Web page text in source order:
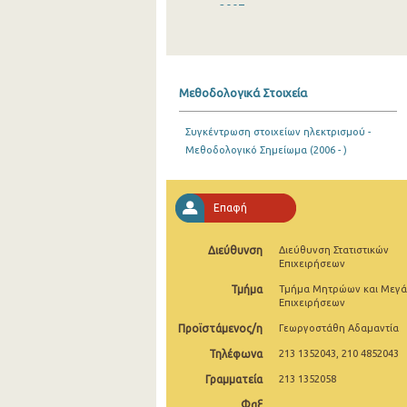
2007
2003
2001
1997
1995
Μεθοδολογικά Στοιχεία
Συγκέντρωση στοιχείων ηλεκτρισμού -
Μεθοδολογικό Σημείωμα (2006 - )
Επαφή
Διεύθυνση
Διεύθυνση Στατιστικών
Επιχειρήσεων
Τμήμα
Τμήμα Μητρώων και
Επιχειρήσεων
Προϊστάμενος/η Γεωργοστάθη Αδαμαντία
Τηλέφωνα 213 1352043, 210 4852043
Γραμματεία 213 1352058